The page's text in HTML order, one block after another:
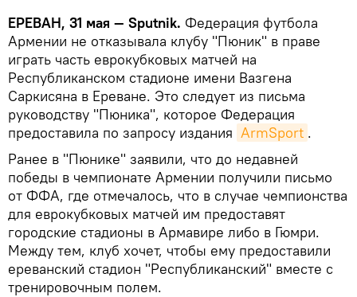
ЕРЕВАН, 31 мая — Sputnik. Федерация футбола
Армении не отказывала клубу "Пюник" в праве
играть часть еврокубковых матчей на
Республиканском стадионе имени Вазгена
Саркисяна в Ереване. Это следует из письма
руководству "Пюника", которое Федерация
предоставила по запросу издания ArmSport .
Ранее в "Пюнике" заявили, что до недавней
победы в чемпионате Армении получили письмо
от ФФА, где отмечалось, что в случае чемпионства
для еврокубковых матчей им предоставят
городские стадионы в Армавире либо в Гюмри.
Между тем, клуб хочет, чтобы ему предоставили
ереванский стадион "Республиканский" вместе с
тренировочным полем.